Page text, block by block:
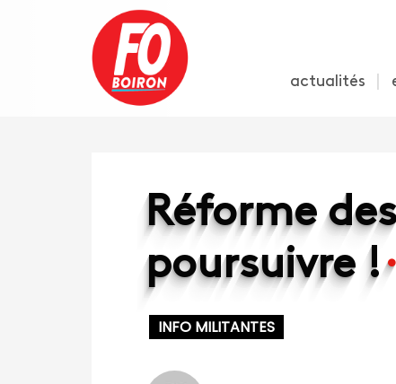
actualités
Réforme
poursuivre !
INFO MILITANTES